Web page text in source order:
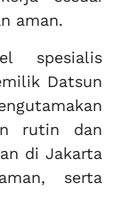
aman.
spesialis
Datsun
rutin dan
di Jakarta
serta